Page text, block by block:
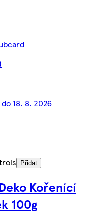
18. 8. 2026
Přidat
Kořenící
100g